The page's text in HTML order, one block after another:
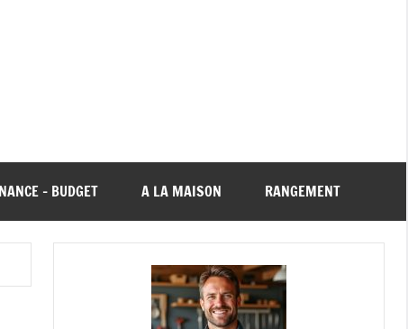
– BUDGET A LA MAISON RANGEMENT